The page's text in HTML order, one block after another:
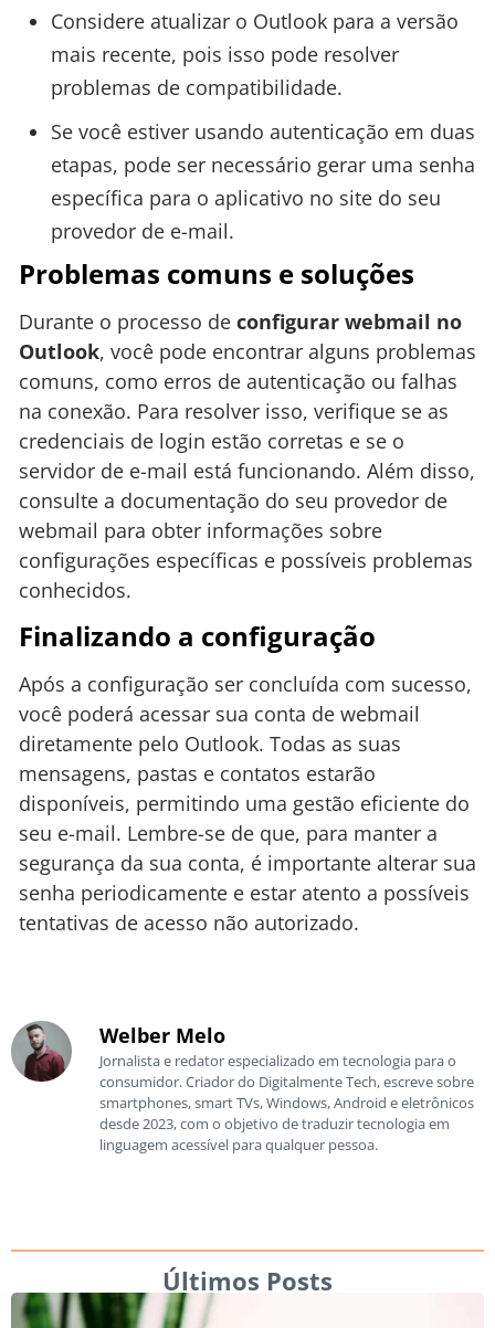
Considere atualizar o Outlook para a versão
mais recente, pois isso pode resolver
problemas de compatibilidade.
Se você estiver usando autenticação em duas
etapas, pode ser necessário gerar uma senha
específica para o aplicativo no site do seu
provedor de e-mail.
Problemas comuns e soluções
Durante o processo de configurar webmail no
Outlook, você pode encontrar alguns problemas
comuns, como erros de autenticação ou falhas
na conexão. Para resolver isso, verifique se as
credenciais de login estão corretas e se o
servidor de e-mail está funcionando. Além disso,
consulte a documentação do seu provedor de
webmail para obter informações sobre
configurações específicas e possíveis problemas
conhecidos.
Finalizando a configuração
Após a configuração ser concluída com sucesso,
você poderá acessar sua conta de webmail
diretamente pelo Outlook. Todas as suas
mensagens, pastas e contatos estarão
disponíveis, permitindo uma gestão eficiente do
seu e-mail. Lembre-se de que, para manter a
segurança da sua conta, é importante alterar sua
senha periodicamente e estar atento a possíveis
tentativas de acesso não autorizado.
Welber Melo
Jornalista e redator especializado em tecnologia para o
consumidor. Criador do Digitalmente Tech, escreve sobre
smartphones, smart TVs, Windows, Android e eletrônicos
desde 2023, com o objetivo de traduzir tecnologia em
linguagem acessível para qualquer pessoa.
Últimos Posts